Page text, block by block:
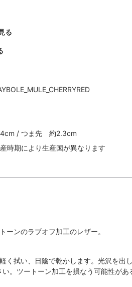
る
/ つま先 約2.3cm
時期により生産国が異なります
ーンのラブオフ加工のレザー。
く拭い、日陰で乾かします。光沢を出
。ツートーン加工を損なう可能性があ